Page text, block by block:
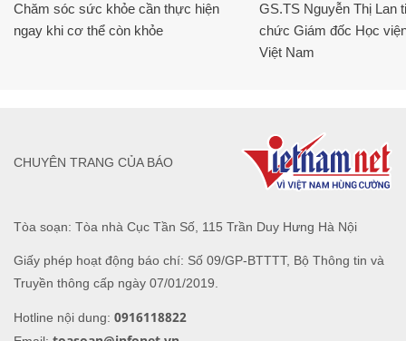
Chăm sóc sức khỏe cần thực hiện
ngay khi cơ thể còn khỏe
GS.TS Nguyễn Thị Lan
chức Giám đốc Học
Việt Nam
Tòa soạn: Tòa nhà Cục Tần Số, 115 Trần Duy Hưng Hà Nội
Giấy phép hoạt động báo chí: Số 09/GP-BTTTT, Bộ Thông tin và
Truyền thông cấp ngày 07/01/2019.
Hotline nội dung: 0916118822
CHUYÊN TRANG CỦA BÁO